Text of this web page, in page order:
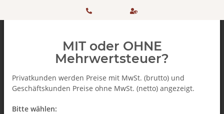
+ 49
506 98
einkaufen
SSL
MIT oder OHNE
Mehrwertsteuer?
Privatkunden werden Preise mit MwSt. (brutto) und
Geschäftskunden Preise ohne MwSt. (netto) angezeigt.
Bitte wählen: